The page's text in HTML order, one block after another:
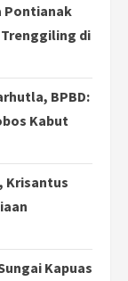
Pontianak
di
BPBD:
Kabut
Krisantus
Kapuas